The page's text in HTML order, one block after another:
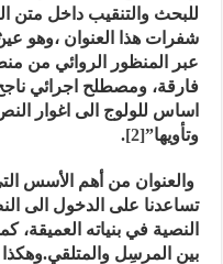
للبحث والتنقيب داخل متن
شفرات هذا العنوان ،وهو
عبر المنظور الروائي من
فارقة، ومصطلح اجرائي
اساس للولوج الى اغوار
وتأويها”[2]
.
والعنوان من أهم الأسس التي
تساعدنا على الدخول الى
النصية في بنياته
بين المرسِل